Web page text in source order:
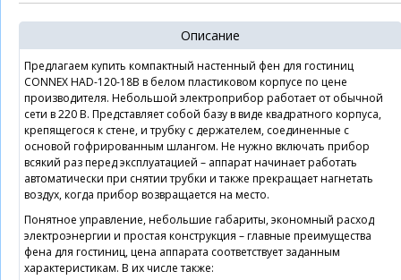
Описание
Предлагаем купить компактный настенный фен для гостиниц
CONNEX HAD-120-18B в белом пластиковом корпусе по цене
производителя. Небольшой электроприбор работает от обычной
сети в 220 В. Представляет собой базу в виде квадратного корпуса,
крепящегося к стене, и трубку с держателем, соединенные с
основой гофрированным шлангом. Не нужно включать прибор
всякий раз перед эксплуатацией – аппарат начинает работать
автоматически при снятии трубки и также прекращает нагнетать
воздух, когда прибор возвращается на место.
Понятное управление, небольшие габариты, экономный расход
электроэнергии и простая конструкция – главные преимущества
фена для гостиниц, цена аппарата соответствует заданным
характеристикам. В их числе также: